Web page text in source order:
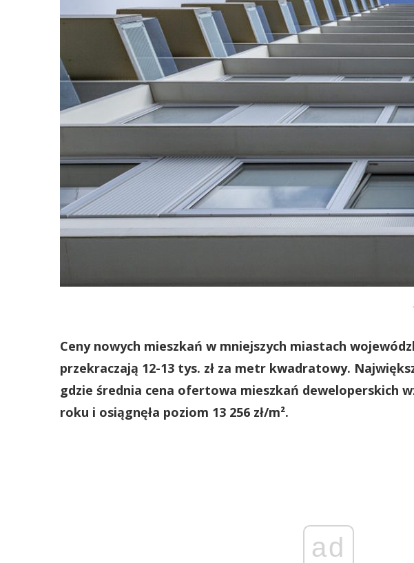
Ceny nowych mieszkań w mniejszych miastach
przekraczają 12-13 tys. zł za metr kwadratowy.
gdzie średnia cena ofertowa mieszkań deweloperskich
roku i osiągnęła poziom 13 256 zł/m².
ad